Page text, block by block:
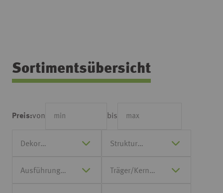
Sortimentsübersicht
Preis:von bis